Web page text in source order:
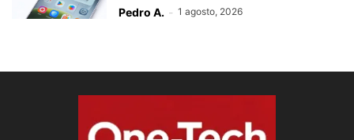
Pedro A. - 1 agosto, 2026